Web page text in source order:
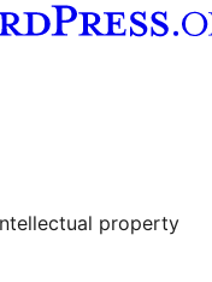
property